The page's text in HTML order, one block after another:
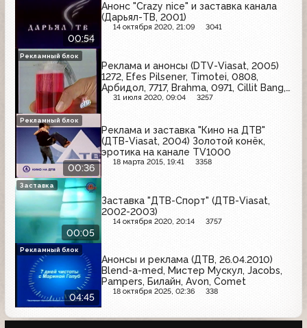
00:54
Анонс "Crazy nice" и заставка канала
(Дарьял-ТВ, 2001)
14 октября 2020, 21:09 3041
Реклама и анонсы (DTV-Viasat, 2005)
1272, Efes Pilsener, Timotei, 0808,
Арбидол, 7717, Brahma, 0971, Cillit Bang,
Белый медведь, 0875
31 июля 2020, 09:04 3257
Рекламный блок
00:36
Реклама и заставка "Кино на ДТВ"
(ДТВ-Viasat, 2004) Золотой конёк,
эротика на канале TV1000
18 марта 2015, 19:41 3358
Рекламный блок
00:05
Заставка "ДТВ-Спорт" (ДТВ-Viasat,
2002-2003)
14 октября 2020, 20:14 3757
Заставка
04:45
Анонсы и реклама (ДТВ, 26.04.2010)
Blend-a-med, Мистер Мускул, Jacobs,
Pampers, Билайн, Avon, Comet
18 октября 2025, 02:36 338
Рекламный блок